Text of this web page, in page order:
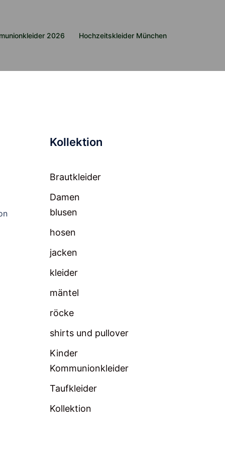
2026 Hochzeitskleider München
Kollektion
Brautkleider
Damen
blusen
hosen
jacken
kleider
mäntel
röcke
shirts und pullover
Kinder
Kommunionkleider
Taufkleider
Kollektion